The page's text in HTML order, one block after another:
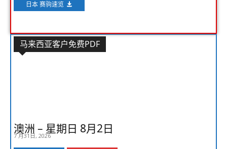
日本 赛驹速览
马来西亚客户免费PDF
澳洲 – 星期日 8月2日
7 月31日, 2026